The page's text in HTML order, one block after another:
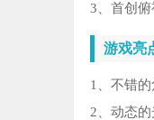
3、首创
游戏亮
1、不错
2、动态